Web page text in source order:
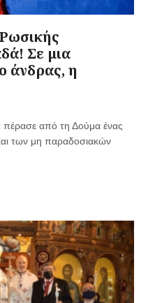
Σε μια
άνδρας, η
από τη Δούμα ένας
των μη παραδοσιακών